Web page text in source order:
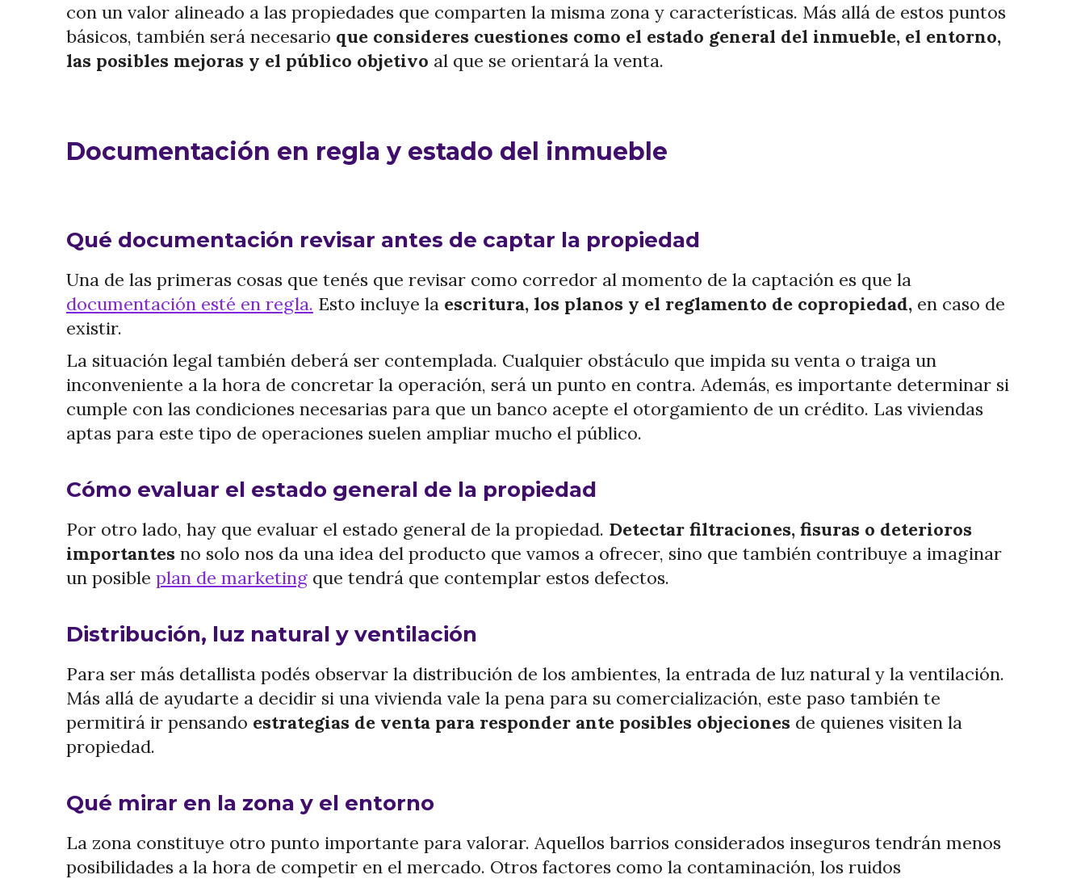
con un valor alineado a las propiedades que comparten la misma zona y características. Más allá de estos puntos
básicos, también será necesario que consideres cuestiones como el estado general del inmueble, el entorno,
las posibles mejoras y el público objetivo al que se orientará la venta.
Documentación en regla y estado del inmueble
Qué documentación revisar antes de captar la propiedad
Una de las primeras cosas que tenés que revisar como corredor al momento de la captación es que la
documentación esté en regla. Esto incluye la escritura, los planos y el reglamento de copropiedad, en caso de
existir.
La situación legal también deberá ser contemplada. Cualquier obstáculo que impida su venta o traiga un
inconveniente a la hora de concretar la operación, será un punto en contra. Además, es importante determinar si
cumple con las condiciones necesarias para que un banco acepte el otorgamiento de un crédito. Las viviendas
aptas para este tipo de operaciones suelen ampliar mucho el público.
Cómo evaluar el estado general de la propiedad
Por otro lado, hay que evaluar el estado general de la propiedad. Detectar filtraciones, fisuras o deterioros
importantes no solo nos da una idea del producto que vamos a ofrecer, sino que también contribuye a imaginar
un posible plan de marketing que tendrá que contemplar estos defectos.
Distribución, luz natural y ventilación
Para ser más detallista podés observar la distribución de los ambientes, la entrada de luz natural y la ventilación.
Más allá de ayudarte a decidir si una vivienda vale la pena para su comercialización, este paso también te
permitirá ir pensando estrategias de venta para responder ante posibles objeciones de quienes visiten la
propiedad.
Qué mirar en la zona y el entorno
La zona constituye otro punto importante para valorar. Aquellos barrios considerados inseguros tendrán menos
posibilidades a la hora de competir en el mercado. Otros factores como la contaminación, los ruidos